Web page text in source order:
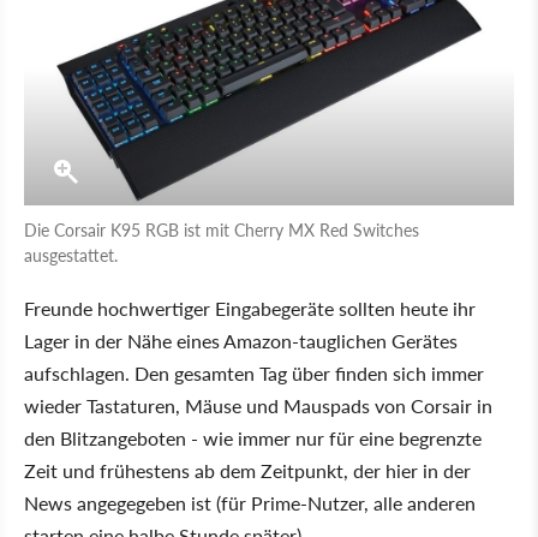
Die Corsair K95 RGB ist mit Cherry MX Red Switches
ausgestattet.
Freunde hochwertiger Eingabegeräte sollten heute ihr
Lager in der Nähe eines Amazon-tauglichen Gerätes
aufschlagen. Den gesamten Tag über finden sich immer
wieder Tastaturen, Mäuse und Mauspads von Corsair in
den Blitzangeboten - wie immer nur für eine begrenzte
Zeit und frühestens ab dem Zeitpunkt, der hier in der
News angegegeben ist (für Prime-Nutzer, alle anderen